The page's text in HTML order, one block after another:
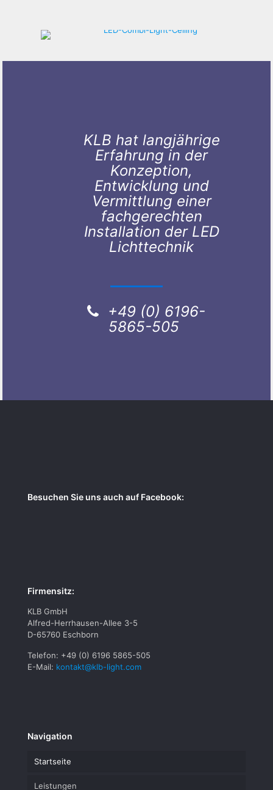
KLB hat langjährige
Erfahrung in der
Konzeption,
Entwicklung und
Vermittlung einer
fachgerechten
Installation der LED
Lichttechnik
+49 (0) 6196-
5865-505
Besuchen Sie uns auch auf Facebook:
Firmensitz:
KLB GmbH
Alfred-Herrhausen-Allee 3-5
D-65760 Eschborn
Telefon: +49 (0) 6196 5865-505
E-Mail: kontakt@klb-light.com
Navigation
Startseite
Leistungen